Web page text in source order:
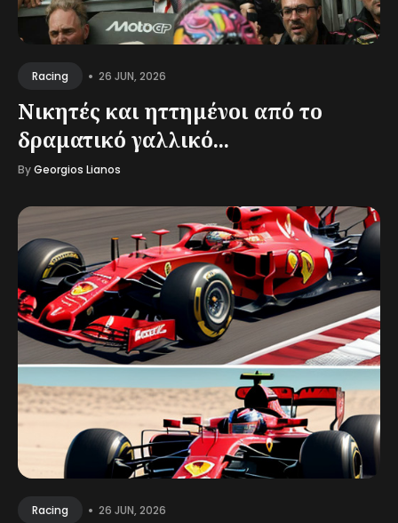
Racing • 26 JUN, 2026
Νικητές και ηττημένοι από το
δραματικό γαλλικό...
ByGeorgios Lianos
Racing • 26 JUN, 2026